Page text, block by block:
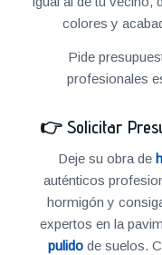
colores y
Pide
profesionales
👉 Solicitar
Deje su obra de
auténticos
hormigón y
expertos en la
pulido de suelos.